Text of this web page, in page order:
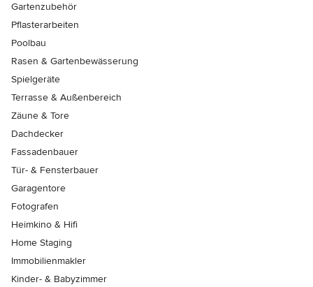
Gartenzubehör
Pflasterarbeiten
Poolbau
Rasen & Gartenbewässerung
Spielgeräte
Terrasse & Außenbereich
Zäune & Tore
Dachdecker
Fassadenbauer
Tür- & Fensterbauer
Garagentore
Fotografen
Heimkino & Hifi
Home Staging
Immobilienmakler
Kinder- & Babyzimmer